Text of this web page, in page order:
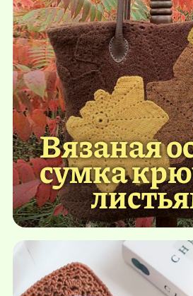
Вязаная
сумка